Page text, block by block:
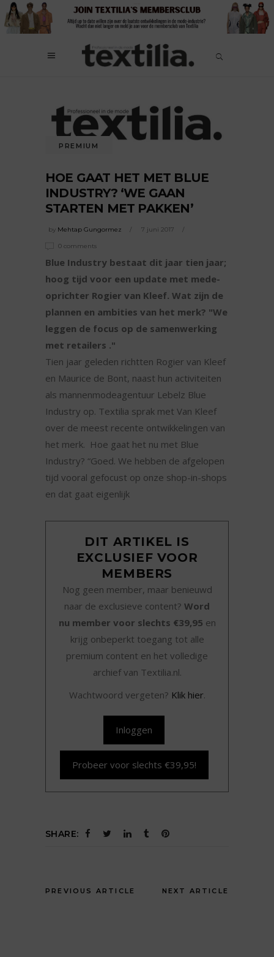
PREMIUM
HOE GAAT HET MET BLUE
INDUSTRY? ‘WE GAAN
STARTEN MET PAKKEN’
by Mehtap Gungormez 7 juni 2017
0 comments
Blue Industry bestaat dit jaar tien jaar;
hoog tijd voor een update met mede-
oprichter Rogier van Kleef. Wat zijn de
plannen en ambities van het merk? "We
leggen de focus op de samenwerking
met retailers ."
Tien jaar geleden richtten Rogier van Kleef
en Maurice de Bont, naast hun activiteiten
als mannenmodeagentuur Lebelz Blue
Industry op. Textilia sprak met Van Kleef
over de meest recente ontwikkelingen van
het merk. Hoe gaat het nu met Blue
Industry? “Goed. We hebben de afgelopen
tijd vooral gefocust op onze shop-in-shops
en dat gaat eigenlijk
DIT ARTIKEL IS
EXCLUSIEF VOOR
MEMBERS
Nog geen member, maar benieuwd
naar de exclusieve content? Word
nu member voor slechts €39,95 en
krijg onbeperkt toegang tot alle
premium content en het volledige
archief van Textilia.nl.
Wachtwoord vergeten? Klik hier.
Inloggen
Probeer voor slechts €39,95!
SHARE:
PREVIOUS ARTICLE NEXT ARTICLE